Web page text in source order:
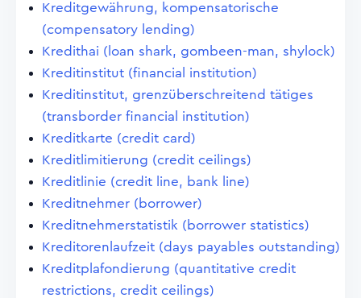
Kreditgewährung, kompensatorische
(compensatory lending)
Kredithai (loan shark, gombeen-man, shylock)
Kreditinstitut (financial institution)
Kreditinstitut, grenzüberschreitend tätiges
(transborder financial institution)
Kreditkarte (credit card)
Kreditlimitierung (credit ceilings)
Kreditlinie (credit line, bank line)
Kreditnehmer (borrower)
Kreditnehmerstatistik (borrower statistics)
Kreditorenlaufzeit (days payables outstanding)
Kreditplafondierung (quantitative credit
restrictions, credit ceilings)